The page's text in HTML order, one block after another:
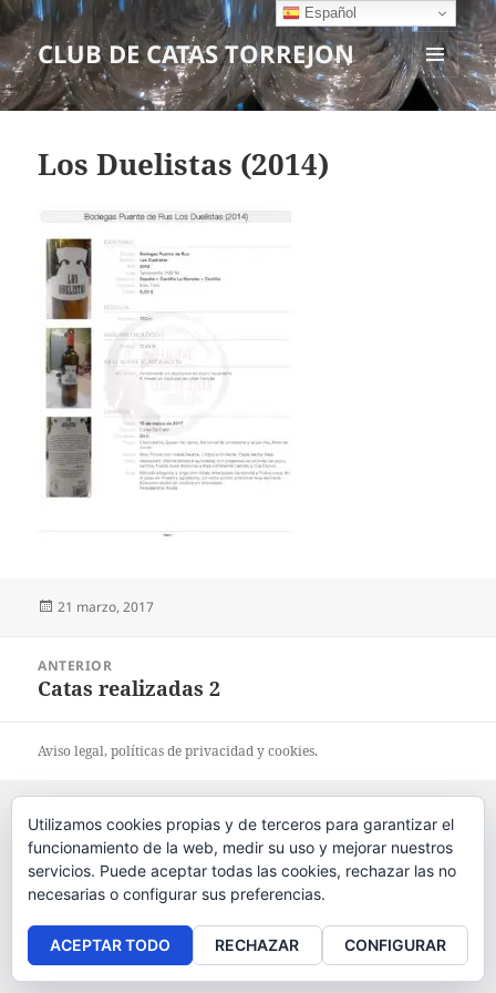
CLUB DE CATAS TORREJON
MENÚ
Y
Los Duelistas (2014)
Publicado
21 marzo, 2017
ANTERIOR
Entrada
Catas realizadas 2
Aviso legal, políticas deprivacidadycookies.
Español
Utilizamos cookies propias y de terceros para garantizar el
funcionamiento de la web, medir su uso y mejorar nuestros
servicios. Puede aceptar todas las cookies, rechazar las no
necesarias o configurar sus preferencias.
ACEPTAR TODO RECHAZAR CONFIGURAR